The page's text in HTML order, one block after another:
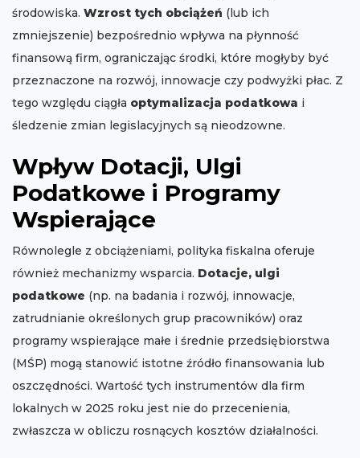
środowiska. Wzrost tych obciążeń (lub ich
zmniejszenie) bezpośrednio wpływa na płynność
finansową firm, ograniczając środki, które mogłyby być
przeznaczone na rozwój, innowacje czy podwyżki płac. Z
tego względu ciągła optymalizacja podatkowa i
śledzenie zmian legislacyjnych są nieodzowne.
Wpływ Dotacji, Ulgi
Podatkowe i Programy
Wspierające
Równolegle z obciążeniami, polityka fiskalna oferuje
również mechanizmy wsparcia. Dotacje, ulgi
podatkowe (np. na badania i rozwój, innowacje,
zatrudnianie określonych grup pracowników) oraz
programy wspierające małe i średnie przedsiębiorstwa
(MŚP) mogą stanowić istotne źródło finansowania lub
oszczędności. Wartość tych instrumentów dla firm
lokalnych w 2025 roku jest nie do przecenienia,
zwłaszcza w obliczu rosnących kosztów działalności.